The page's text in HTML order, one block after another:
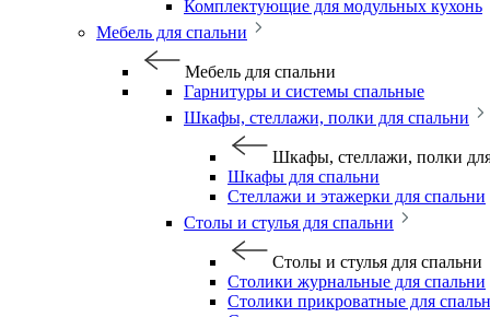
Комплектующие для модульных кухонь
Мебель для спальни
Мебель для спальни
Гарнитуры и системы спальные
Шкафы, стеллажи, полки для спальни
Шкафы, стеллажи, полки
Шкафы для спальни
Стеллажи и этажерки для спальни
Столы и стулья для спальни
Столы и стулья для спальни
Столики журнальные для спальни
Столики прикроватные для